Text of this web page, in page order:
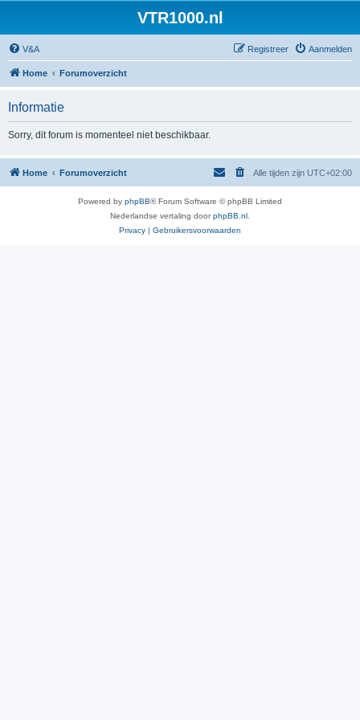
VTR1000.nl
V&A Aanmelden
Registreer
Home Forumoverzicht
Informatie
Sorry, dit forum is momenteel niet beschikbaar.
Home Forumoverzicht Alle tijden zijn UTC+02:00
Powered by phpBB® Forum Software © phpBB Limited
Nederlandse vertaling doorphpBB.nl
Privacy | Gebruikersvoorwaarden